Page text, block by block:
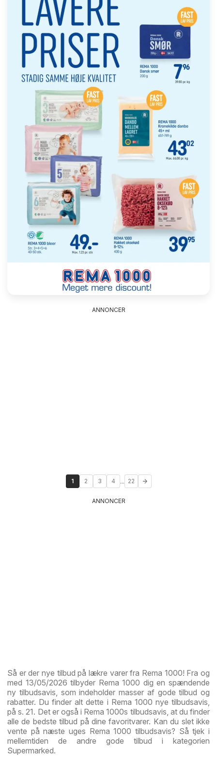
ANNONCER
1 2 3 4 ... 22
ANNONCER
Så er der nye tilbud på lækre varer fra Rema 1000! Fra og
med 13/05/2026 tilbyder Rema 1000 dig en spændende
ny tilbudsavis, som indeholder masser af gode tilbud og
rabatter. Du finder alt dette i Rema 1000 nye tilbudsavis,
på s. 21. Det er også i Rema 1000s tilbudsavis, at du finder
alle de bedste tilbud på dine favoritvarer. Kan du slet ikke
vente på næste uges Rema 1000 tilbudsavis? Så tjek i
mellemtiden de andre gode tilbud i kategorien
Supermarked.